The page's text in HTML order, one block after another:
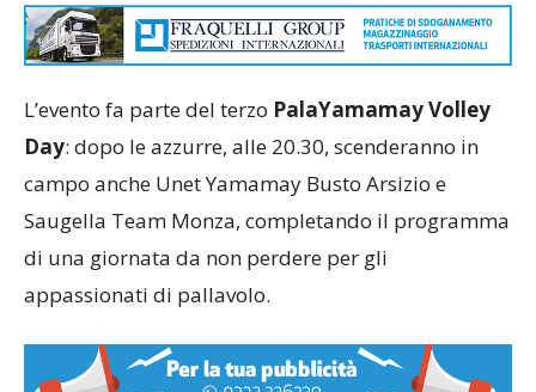
L’evento fa parte del terzo PalaYamamay Volley
Day: dopo le azzurre, alle 20.30, scenderanno in
campo anche Unet Yamamay Busto Arsizio e
Saugella Team Monza, completando il programma
di una giornata da non perdere per gli
appassionati di pallavolo.